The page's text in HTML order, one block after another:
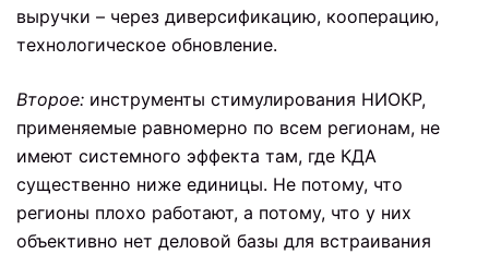
выручки – через диверсификацию, кооперацию,
технологическое обновление.
Второе: инструменты стимулирования НИОКР,
применяемые равномерно по всем регионам, не
имеют системного эффекта там, где КДА
существенно ниже единицы. Не потому, что
регионы плохо работают, а потому, что у них
объективно нет деловой базы для встраивания